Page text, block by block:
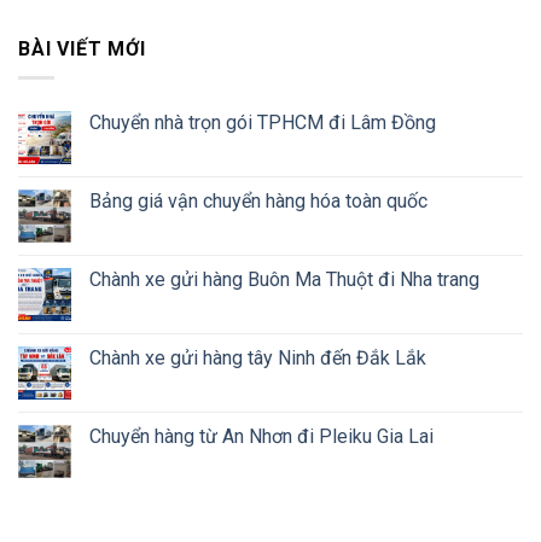
BÀI VIẾT MỚI
Chuyển nhà trọn gói TPHCM đi Lâm Đồng
Bảng giá vận chuyển hàng hóa toàn quốc
Chành xe gửi hàng Buôn Ma Thuột đi Nha trang
Chành xe gửi hàng tây Ninh đến Đắk Lắk
Chuyển hàng từ An Nhơn đi Pleiku Gia Lai